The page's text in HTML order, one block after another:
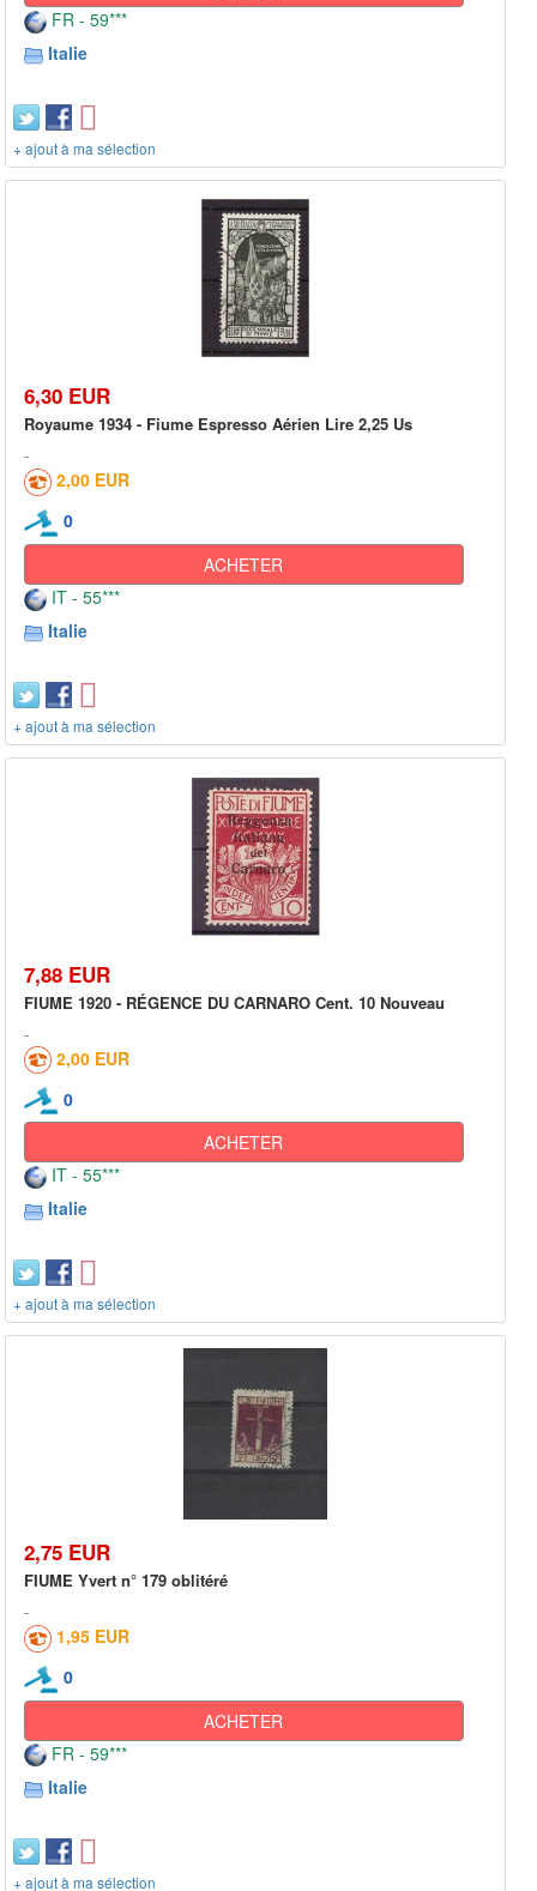
FR - 59***
Italie
+ ajout à ma sélection
6,30 EUR
Royaume 1934 - Fiume Espresso Aérien Lire 2,25 Us
2,00 EUR
0
ACHETER
IT - 55***
Italie
+ ajout à ma sélection
7,88 EUR
FIUME 1920 - RÉGENCE DU CARNARO Cent. 10 Nouveau
2,00 EUR
0
ACHETER
IT - 55***
Italie
+ ajout à ma sélection
2,75 EUR
FIUME Yvert n° 179 oblitéré
1,95 EUR
0
ACHETER
FR - 59***
Italie
+ ajout à ma sélection